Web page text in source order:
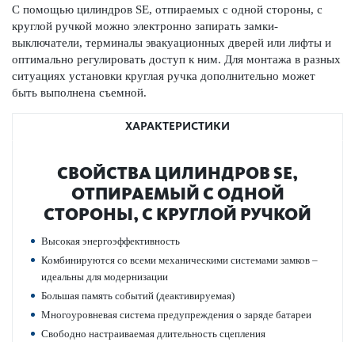
С помощью цилиндров SE, отпираемых с одной стороны, с
круглой ручкой можно электронно запирать замки-
выключатели, терминалы эвакуацио­нных дверей или лифты и
оптимально регулировать доступ к ним. Для монтажа в разных
ситуациях установки круглая ручка дополнительно может
быть вып­олнена съемной.
ХАРАКТЕРИСТИКИ
СВОЙСТВА ЦИЛИНДРОВ SE,
ОТПИРАЕМЫЙ С ОДНОЙ
СТОРОНЫ, С КРУГЛОЙ РУЧКОЙ
Выс­окая энергоэффективность
Комб­инируются со всеми механичес­кими сис­темами замков –
идеальны для модернизации
Большая память событий (деактив­ируемая)
Многоур­овневая сис­тема предупрежд­ения о заряде бат­ареи
Свободно наст­раиваемая длительность сцеп­ления